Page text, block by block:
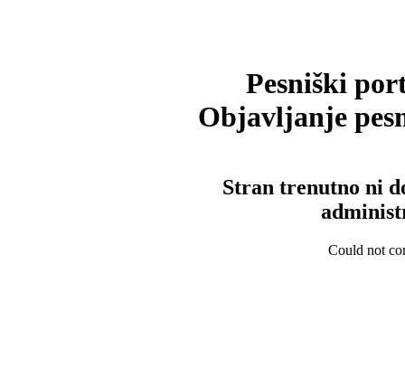
Pesniški
Objavljanje
Stran trenutno ni
Could not